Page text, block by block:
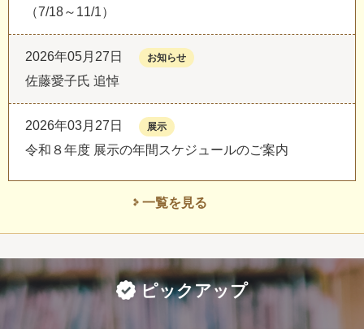
（7/18～11/1）
2026年05月27日 お知らせ
佐藤愛子氏 追悼
2026年03月27日 展示
令和８年度 展示の年間スケジュールのご案内
一覧を見る
ピックアップ